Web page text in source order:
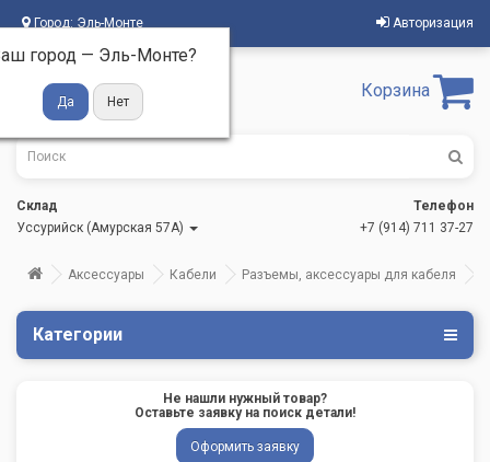
Город: Эль-Монте
город — Эль-Монте?
Авторизация
Корзина
Склад
Уссурийск (Амурская 57А)
Телефон
+7 (914) 711 37-27
Аксессуары Кабели Разъемы, аксессуары для кабеля
Категории
Не нашли нужный товар?
Оставьте заявку на поиск детали!
Оформить заявку